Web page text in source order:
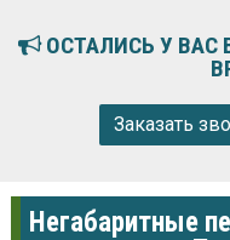
ОСТАЛИСЬ У ВАС
Заказать
Негабаритные